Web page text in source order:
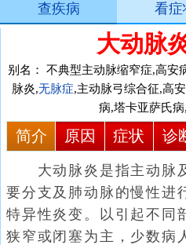
查疾病 看症
大动脉
别名： 不典型主动脉缩窄症,高安
脉炎,无脉症,主动脉弓综合征,高
病,塔卡亚萨氏
简介 原因 症状 诊
大动脉炎是指主动脉
要分支及肺动脉的慢性进
特异性炎变。以引起不同
狭窄或闭塞为主，少数病